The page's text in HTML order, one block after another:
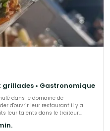
grillades • Gastronomique
dans le domaine de
d'ouvrir leur restaurant il y a
leur talents dans le traiteur
lors de vos évènements.